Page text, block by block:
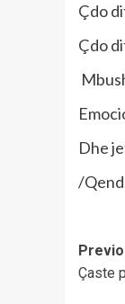
Çdo
Çdo
Dhe
/
Çaste